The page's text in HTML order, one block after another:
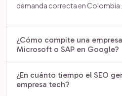
demanda correcta en Colombia.
¿Cómo compite una
Microsoft o SAP en Google?
¿En cuánto tiempo el SEO
empresa tech?